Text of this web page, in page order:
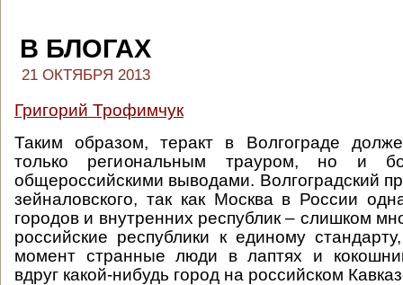
В БЛОГАХ
21 ОКТЯБРЯ 2013
Григорий Трофимчук
Таким образом, теракт в Волгограде
только региональным трауром, но и
общероссийскими выводами. Волгоградский
зейналовского, так как Москва в России
городов и внутренних республик – слишком
российские республики к единому
момент странные люди в лаптях и
вдруг какой-нибудь город на российском